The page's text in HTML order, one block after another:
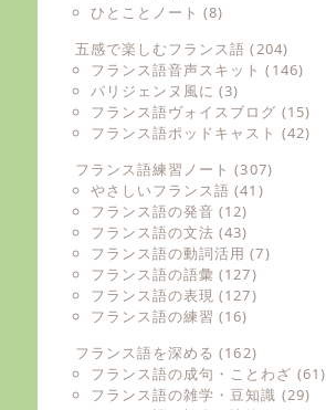
ひとことノート (8)
五感で楽しむフランス語 (204)
フランス語音声スキット (146)
パリジェンヌ風に (3)
フランス語ヴォイスブログ (15)
フランス語ポッドキャスト (42)
フランス語練習ノート (307)
やさしいフランス語 (41)
フランス語の発音 (12)
フランス語の文法 (43)
フランス語の動詞活用 (7)
フランス語の語彙 (127)
フランス語の表現 (127)
フランス語の練習 (16)
フランス語を深める (162)
フランス語の成句・ことわざ (61)
フランス語の雑学・豆知識 (29)